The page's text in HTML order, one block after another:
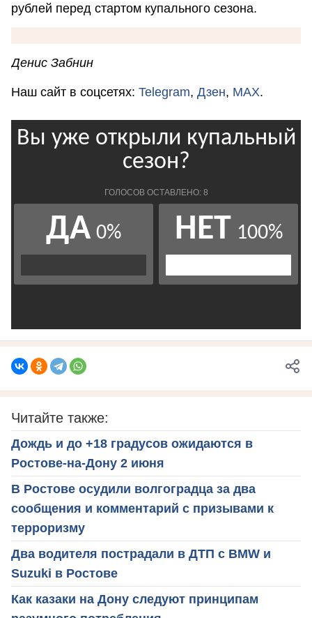
рублей перед стартом купального сезона.
Денис Забнин
Наш сайт в соцсетях: Telegram, Дзен, MAX.
Читайте также:
Дождь и до +18 градусов ожидаются в
Ростове-на-Дону 2 июня
В Ростове осудили волгоградца за два
сообщения и комментарий с призывами к
терроризму
Два водителя пострадали в ДТП с BMW и
Suzuki в Ростове
Как казаки на Дону следуют принципам